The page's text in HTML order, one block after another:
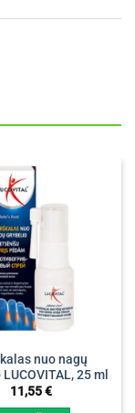
nuo nagų
25 ml
11,55€